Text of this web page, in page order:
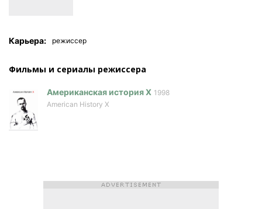
Карьера: режиссер
Фильмы и сериалы режисcера
Американская история Х 1998
American History X